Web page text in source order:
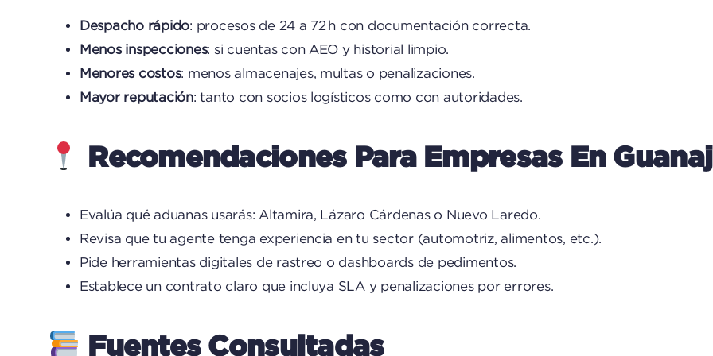
Despacho rápido: procesos de 24 a 72 h con documentación correcta.
Menos inspecciones: si cuentas con AEO y historial limpio.
Menores costos: menos almacenajes, multas o penalizaciones.
Mayor reputación: tanto con socios logísticos como con autoridades.
Recomendaciones Para Empresas En
Evalúa qué aduanas usarás: Altamira, Lázaro Cárdenas o Nuevo Laredo.
Revisa que tu agente tenga experiencia en tu sector (automotriz, alimentos, etc.).
Pide herramientas digitales de rastreo o dashboards de pedimentos.
Establece un contrato claro que incluya SLA y penalizaciones por errores.
Fuentes Consultadas